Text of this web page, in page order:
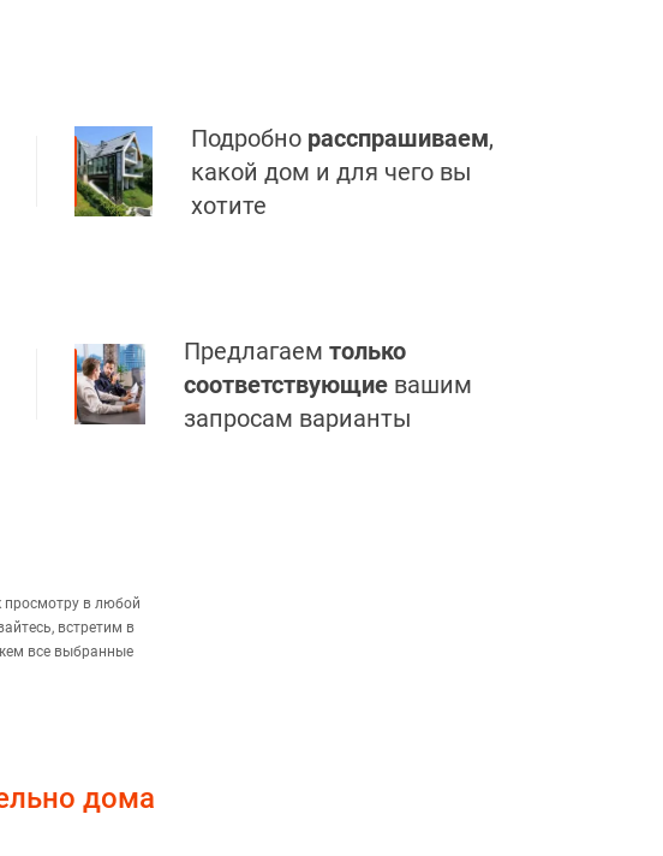
Подробно расспрашиваем,
какой дом и для чего вы
хотите
Предлагаемтолько
соответствующие вашим
запросам варианты
просмотру в любой
встретим в
все выбранные
дома